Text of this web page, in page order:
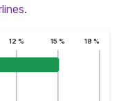
.
12 % 15 % 18 %